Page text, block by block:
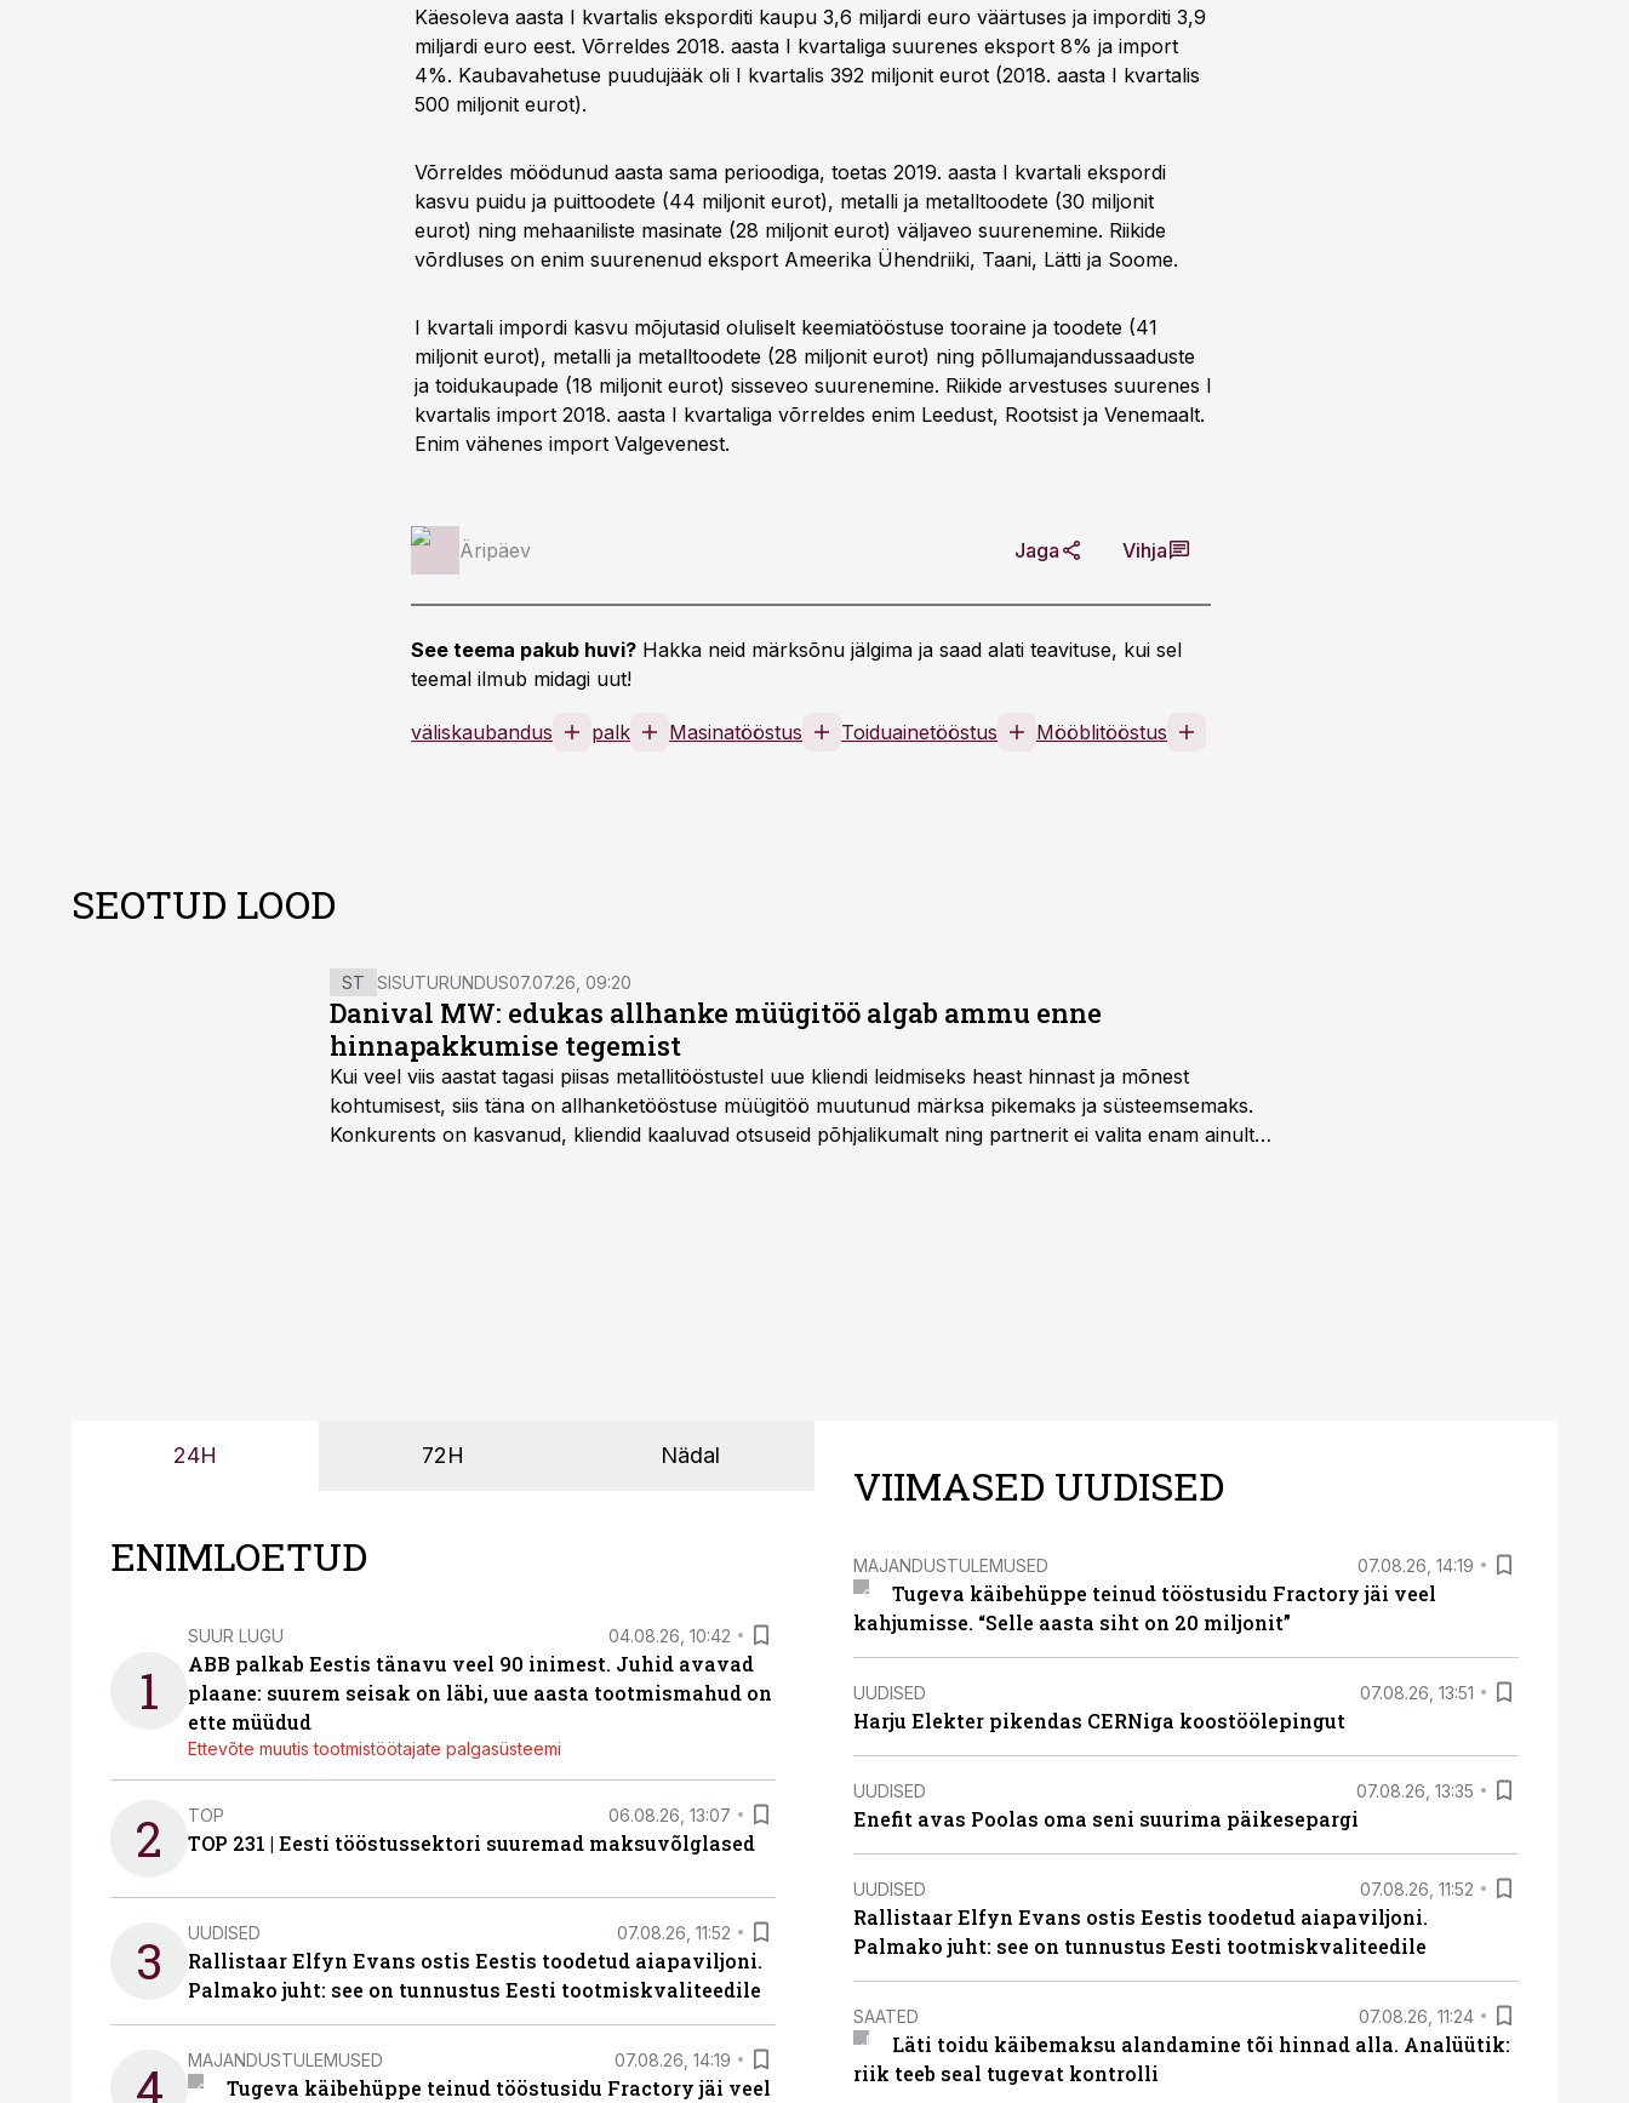
Käesoleva aasta I kvartalis eksporditi kaupu 3,6 miljardi euro väärtuses ja imporditi 3,9
miljardi euro eest. Võrreldes 2018. aasta I kvartaliga suurenes eksport 8% ja import
4%. Kaubavahetuse puudujääk oli I kvartalis 392 miljonit eurot (2018. aasta I kvartalis
500 miljonit eurot).
Võrreldes möödunud aasta sama perioodiga, toetas 2019. aasta I kvartali ekspordi
kasvu puidu ja puittoodete (44 miljonit eurot), metalli ja metalltoodete (30 miljonit
eurot) ning mehaaniliste masinate (28 miljonit eurot) väljaveo suurenemine. Riikide
võrdluses on enim suurenenud eksport Ameerika Ühendriiki, Taani, Lätti ja Soome.
I kvartali impordi kasvu mõjutasid oluliselt keemiatööstuse tooraine ja toodete (41
miljonit eurot), metalli ja metalltoodete (28 miljonit eurot) ning põllumajandussaaduste
ja toidukaupade (18 miljonit eurot) sisseveo suurenemine. Riikide arvestuses suurenes I
kvartalis import 2018. aasta I kvartaliga võrreldes enim Leedust, Rootsist ja Venemaalt.
Enim vähenes import Valgevenest.
Äripäev Jaga Vihja
See teema pakub huvi? Hakka neid märksõnu jälgima ja saad alati teavituse, kui sel
teemal ilmub midagi uut!
väliskaubandus palk Masinatööstus Toiduainetööstus Mööblitööstus
SEOTUD LOOD
ST SISUTURUNDUS07.07.26, 09:20
Danival MW: edukas allhanke müügitöö algab ammu enne
hinnapakkumise tegemist
Kui veel viis aastat tagasi piisas metallitööstustel uue kliendi leidmiseks heast hinnast ja mõnest
kohtumisest, siis täna on allhanketööstuse müügitöö muutunud märksa pikemaks ja süsteemsemaks.
Konkurents on kasvanud, kliendid kaaluvad otsuseid põhjalikumalt ning partnerit ei valita enam ainult
24H 72H Nädal
ENIMLOETUD
1
SUUR LUGU 04.08.26, 10:42
ABB palkab Eestis tänavu veel 90 inimest. Juhid avavad
plaane: suurem seisak on läbi, uue aasta tootmismahud on
ette müüdud
Ettevõte muutis tootmistöötajate palgasüsteemi
2 TOP 06.08.26, 13:07
TOP 231 | Eesti tööstussektori suuremad maksuvõlglased
3 UUDISED 07.08.26, 11:52
Rallistaar Elfyn Evans ostis Eestis toodetud aiapaviljoni.
Palmako juht: see on tunnustus Eesti tootmiskvaliteedile
4 MAJANDUSTULEMUSED 07.08.26, 14:19
Tugeva käibehüppe teinud tööstusidu Fractory jäi veel
VIIMASED UUDISED
MAJANDUSTULEMUSED 07.08.26, 14:19
Tugeva käibehüppe teinud tööstusidu Fractory jäi veel
kahjumisse. “Selle aasta siht on 20 miljonit”
UUDISED 07.08.26, 13:51
Harju Elekter pikendas CERNiga koostöölepingut
UUDISED 07.08.26, 13:35
Enefit avas Poolas oma seni suurima päikesepargi
UUDISED 07.08.26, 11:52
Rallistaar Elfyn Evans ostis Eestis toodetud aiapaviljoni.
Palmako juht: see on tunnustus Eesti tootmiskvaliteedile
SAATED 07.08.26, 11:24
Läti toidu käibemaksu alandamine tõi hinnad alla. Analüütik:
riik teeb seal tugevat kontrolli